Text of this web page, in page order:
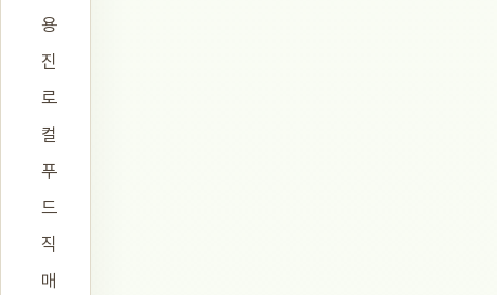
용
진
로
컬
푸
드
직
매